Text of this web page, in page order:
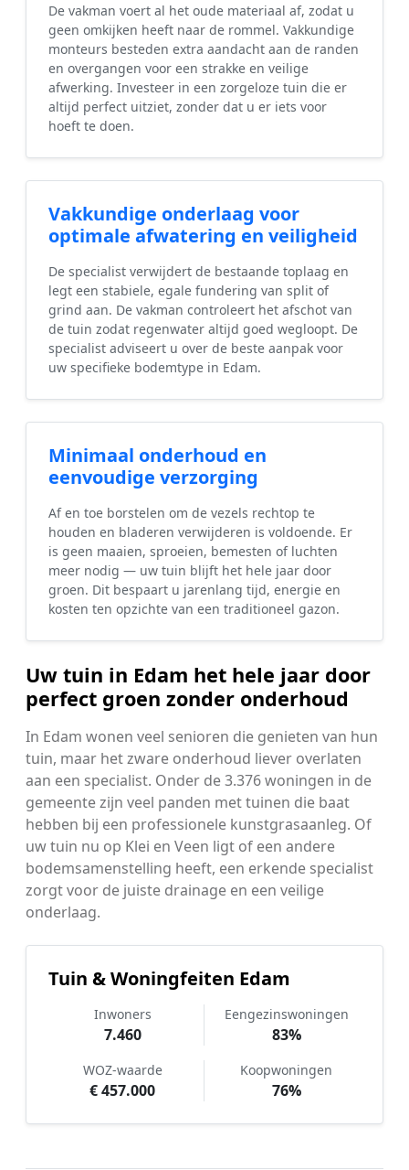
De vakman voert al het oude materiaal af, zodat u
geen omkijken heeft naar de rommel. Vakkundige
monteurs besteden extra aandacht aan de randen
en overgangen voor een strakke en veilige
afwerking. Investeer in een zorgeloze tuin die er
altijd perfect uitziet, zonder dat u er iets voor
hoeft te doen.
Vakkundige onderlaag voor
optimale afwatering en veiligheid
De specialist verwijdert de bestaande toplaag en
legt een stabiele, egale fundering van split of
grind aan. De vakman controleert het afschot van
de tuin zodat regenwater altijd goed wegloopt. De
specialist adviseert u over de beste aanpak voor
uw specifieke bodemtype in Edam.
Minimaal onderhoud en
eenvoudige verzorging
Af en toe borstelen om de vezels rechtop te
houden en bladeren verwijderen is voldoende. Er
is geen maaien, sproeien, bemesten of luchten
meer nodig — uw tuin blijft het hele jaar door
groen. Dit bespaart u jarenlang tijd, energie en
kosten ten opzichte van een traditioneel gazon.
Uw tuin in Edam het hele jaar door
perfect groen zonder onderhoud
In Edam wonen veel senioren die genieten van hun
tuin, maar het zware onderhoud liever overlaten
aan een specialist. Onder de 3.376 woningen in de
gemeente zijn veel panden met tuinen die baat
hebben bij een professionele kunstgrasaanleg. Of
uw tuin nu op Klei en Veen ligt of een andere
bodemsamenstelling heeft, een erkende specialist
zorgt voor de juiste drainage en een veilige
onderlaag.
Tuin & Woningfeiten Edam
Inwoners
7.460
Eengezinswoningen
83%
WOZ-waarde
€ 457.000
Koopwoningen
76%